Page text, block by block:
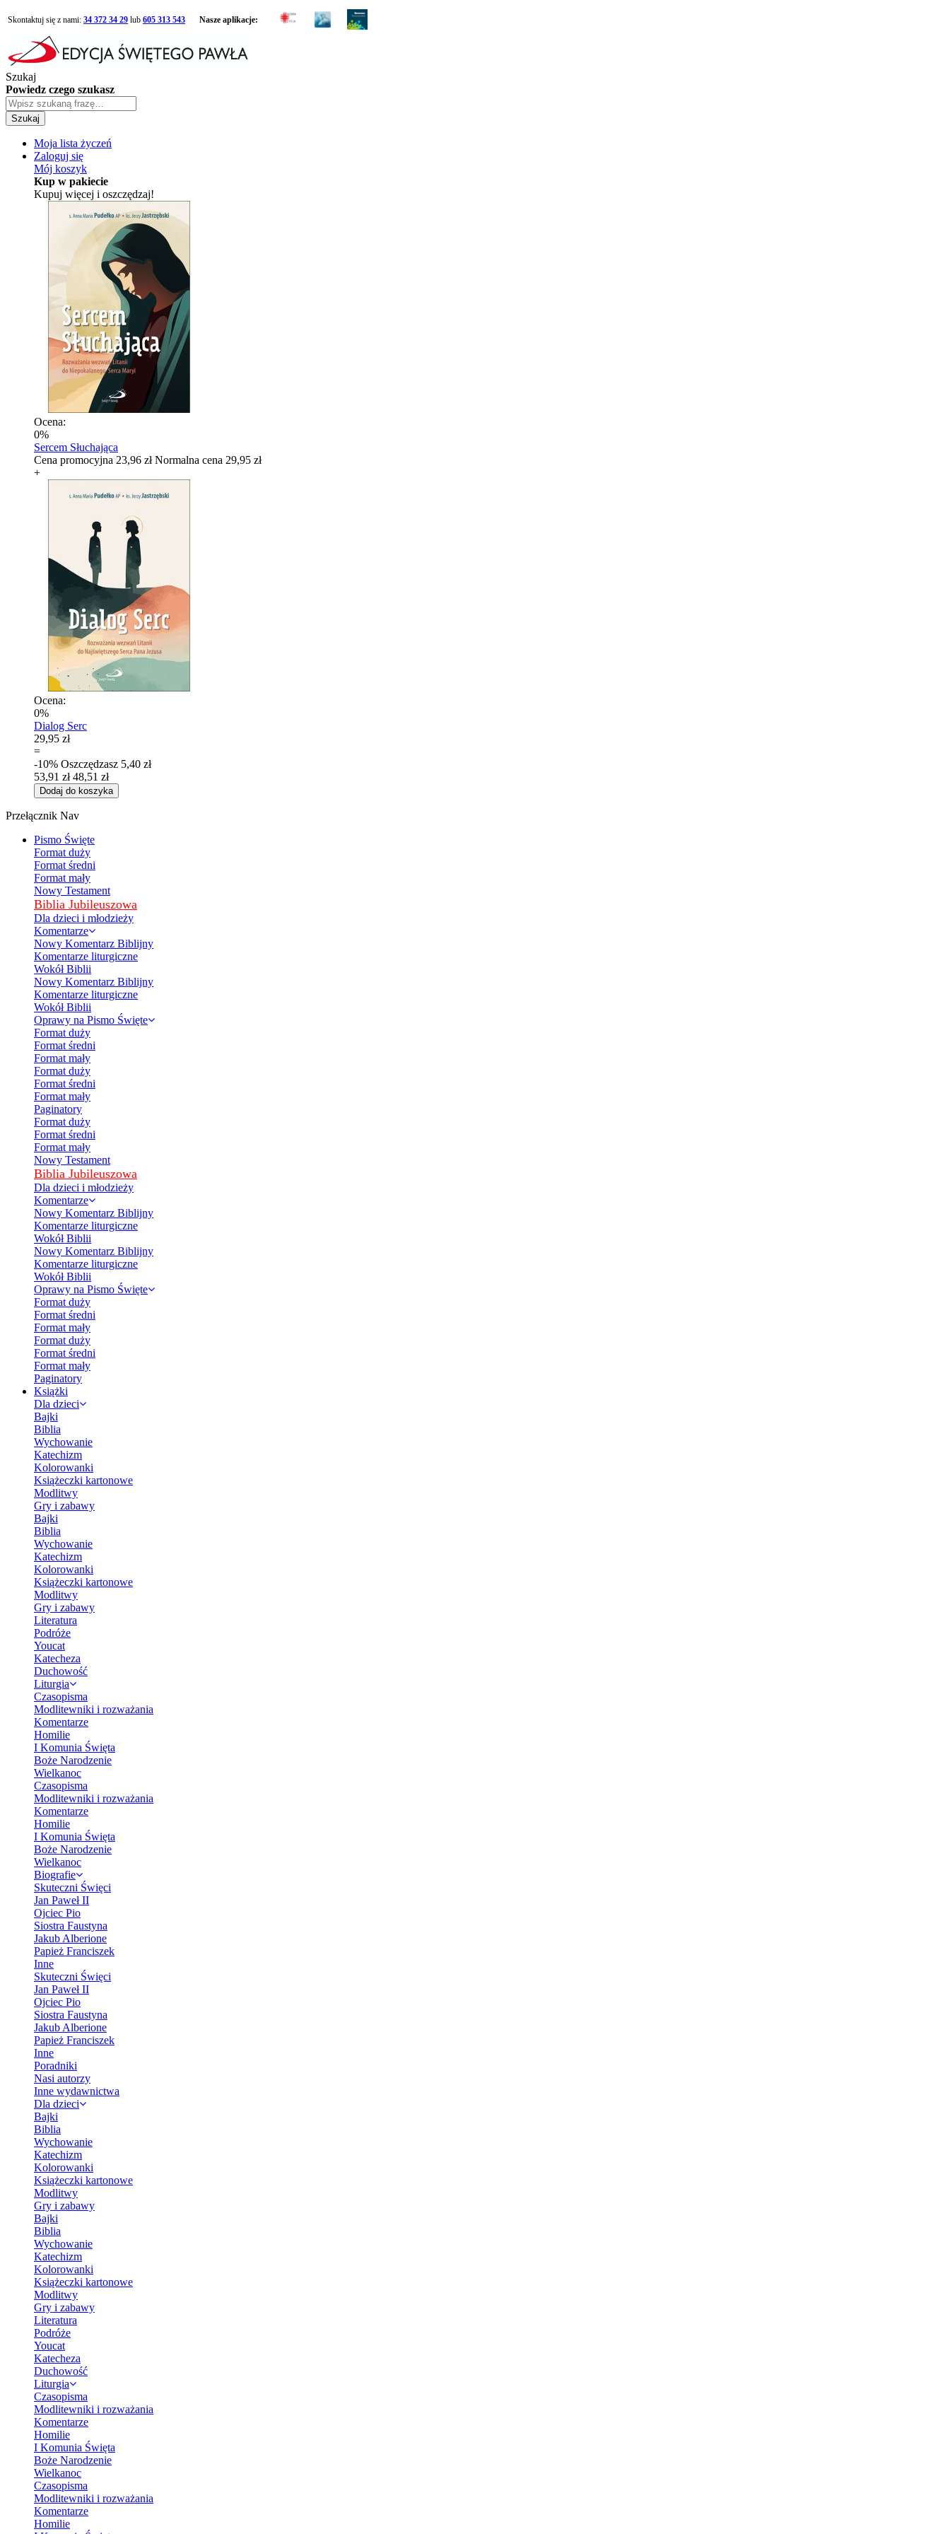
Skontaktuj się z nami: 34 372 34 29 lub 605 313 543 Nasze aplikacje:
Szukaj
Powiedz czego szukasz
Szukaj
Moja lista życzeń
Zaloguj się
Mój koszyk
Kup w pakiecie
Kupuj więcej i oszczędzaj!
Ocena:
0%
Sercem Słuchająca
Cena promocyjna 23,96 zł Normalna cena 29,95 zł
+
Ocena:
0%
Dialog Serc
29,95 zł
=
-10% Oszczędzasz 5,40 zł
53,91 zł 48,51 zł
Dodaj do koszyka
Przełącznik Nav
Pismo Święte
Format duży
Format średni
Format mały
Nowy Testament
Biblia Jubileuszowa
Dla dzieci i młodzieży
Komentarze
Nowy Komentarz Biblijny
Komentarze liturgiczne
Wokół Biblii
Nowy Komentarz Biblijny
Komentarze liturgiczne
Wokół Biblii
Oprawy na Pismo Święte
Format duży
Format średni
Format mały
Format duży
Format średni
Format mały
Paginatory
Format duży
Format średni
Format mały
Nowy Testament
Biblia Jubileuszowa
Dla dzieci i młodzieży
Komentarze
Nowy Komentarz Biblijny
Komentarze liturgiczne
Wokół Biblii
Nowy Komentarz Biblijny
Komentarze liturgiczne
Wokół Biblii
Oprawy na Pismo Święte
Format duży
Format średni
Format mały
Format duży
Format średni
Format mały
Paginatory
Książki
Dla dzieci
Bajki
Biblia
Wychowanie
Katechizm
Kolorowanki
Książeczki kartonowe
Modlitwy
Gry i zabawy
Bajki
Biblia
Wychowanie
Katechizm
Kolorowanki
Książeczki kartonowe
Modlitwy
Gry i zabawy
Literatura
Podróże
Youcat
Katecheza
Duchowość
Liturgia
Czasopisma
Modlitewniki i rozważania
Komentarze
Homilie
I Komunia Święta
Boże Narodzenie
Wielkanoc
Czasopisma
Modlitewniki i rozważania
Komentarze
Homilie
I Komunia Święta
Boże Narodzenie
Wielkanoc
Biografie
Skuteczni Święci
Jan Paweł II
Ojciec Pio
Siostra Faustyna
Jakub Alberione
Papież Franciszek
Inne
Skuteczni Święci
Jan Paweł II
Ojciec Pio
Siostra Faustyna
Jakub Alberione
Papież Franciszek
Inne
Poradniki
Nasi autorzy
Inne wydawnictwa
Dla dzieci
Bajki
Biblia
Wychowanie
Katechizm
Kolorowanki
Książeczki kartonowe
Modlitwy
Gry i zabawy
Bajki
Biblia
Wychowanie
Katechizm
Kolorowanki
Książeczki kartonowe
Modlitwy
Gry i zabawy
Literatura
Podróże
Youcat
Katecheza
Duchowość
Liturgia
Czasopisma
Modlitewniki i rozważania
Komentarze
Homilie
I Komunia Święta
Boże Narodzenie
Wielkanoc
Czasopisma
Modlitewniki i rozważania
Komentarze
Homilie